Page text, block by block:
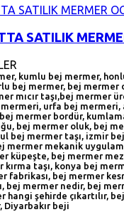
SATILIK
kumlu bej mermer,
bej mermer, bej mermer
mıcır taşı,bej mermer
urfa bej mermeri,
mermer bordür,
bej mermer oluk, bej
bej mermer taşı, izmir
mermer mekanik
küpeşte, bej mermer
taşı, konya bej
fabrikası, bej mermer
bej mermer nedir, bej
hangi şehirde çıkartılır,
Diyarbakır beji